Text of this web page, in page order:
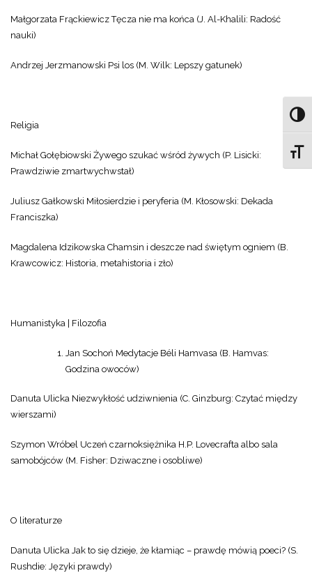
Małgorzata Frąckiewicz Tęcza nie ma końca (J. Al-Khalili: Radość
nauki)
Andrzej Jerzmanowski Psi los (M. Wilk: Lepszy gatunek)
Religia
Michał Gołębiowski Żywego szukać wśród żywych (P. Lisicki:
Prawdziwie zmartwychwstał)
Juliusz Gałkowski Miłosierdzie i peryferia (M. Kłosowski: Dekada
Franciszka)
Magdalena Idzikowska Chamsin i deszcze nad świętym ogniem (B.
Krawcowicz: Historia, metahistoria i zło)
Humanistyka | Filozofia
Jan Sochoń Medytacje Béli Hamvasa (B. Hamvas:
Godzina owoców)
Danuta Ulicka Niezwykłość udziwnienia (C. Ginzburg: Czytać między
wierszami)
Szymon Wróbel Uczeń czarnoksiężnika H.P. Lovecrafta albo sala
samobójców (M. Fisher: Dziwaczne i osobliwe)
O literaturze
Danuta Ulicka Jak to się dzieje, że kłamiąc – prawdę mówią poeci? (S.
Rushdie: Języki prawdy)